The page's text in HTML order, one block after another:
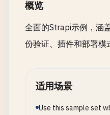
概览
全面的Strapi示例，涵
份验证、插件和部署模
适用场景
Use this sample set